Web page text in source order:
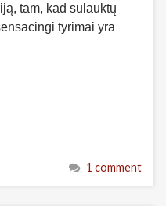
tam, kad sulauktų
tyrimai yra
1 comment